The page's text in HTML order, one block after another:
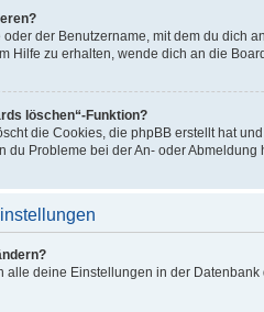
der Benutzername, mit dem du dich
Hilfe zu erhalten, wende dich an die
löschen“-Funktion?
die Cookies, die phpBB erstellt hat
du Probleme bei der An- oder
alle deine Einstellungen in der